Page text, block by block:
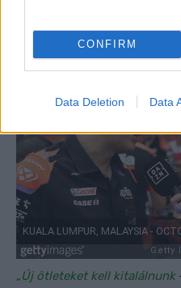
CONFIRM
Data Deletion Data
Embed from Getty Images
„Új ötleteket kell kitalálnunk